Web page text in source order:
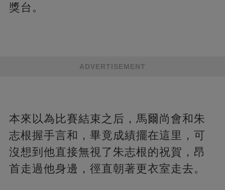
獎台。
ADVERTISEMENT
本來以為比賽結束之后，馬爾尚會和朱
志根握手言和，畢竟成績擺在這里，可
沒想到他直接無視了朱志根的祝賀，昂
首走過他身邊，徑直朝著更衣室走去。